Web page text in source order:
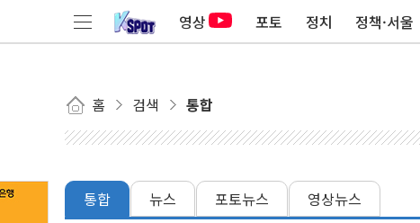
영상 포토 정치 정책·서울
홈 검색 통합
통합 뉴스 포토뉴스 영상뉴스